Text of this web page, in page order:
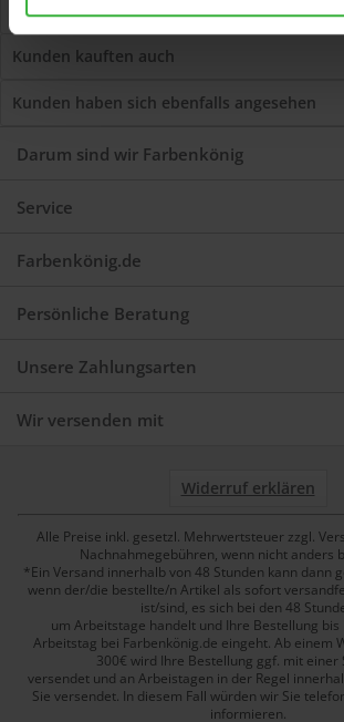
Jetzt Bewertungen zum Artikel lesen...mehr
Kunden kauften auch
Kunden haben sich ebenfalls angesehen
Darum sind wir Farbenkönig
Service
Farbenkönig.de
Persönliche Beratung
Unsere Zahlungsarten
Wir versenden mit
Widerruf erklären
Alle Preise inkl. gesetzl. Mehrwertsteuer zzgl.
Nachnahmegebühren, wenn nicht anders
*Ein Versand innerhalb von 48 Stunden kann dann
wenn der/die bestellte/n Artikel als sofort
ist/sind, es sich bei den 48
um Arbeitstage handelt und Ihre Bestellung bis
Arbeitstag bei Farbenkönig.de eingeht. Ab einem
300€ wird Ihre Bestellung ggf. mit einer
versendet und an Arbeistagen in der Regel
Sie versendet. In diesem Fall würden wir Sie
informieren.